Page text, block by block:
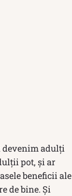
devenim adulți
pot, și ar
beneficii ale
de bine. Și